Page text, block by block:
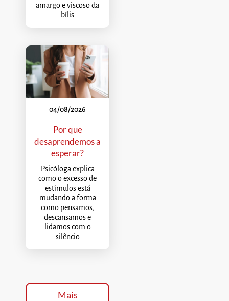
amargo e viscoso da
bílis
04/08/2026
Por que
desaprendemos a
esperar?
Psicóloga explica
como o excesso de
estímulos está
mudando a forma
como pensamos,
descansamos e
lidamos com o
silêncio
Mais